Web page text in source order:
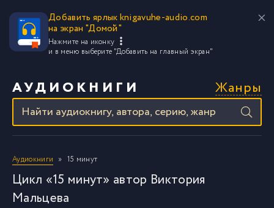
Добавить ярлык knigavuhe-audio.com
на экран "Домой"
Нажмите на иконку
и в меню выберите "Добавить на главный экран"
АУДИОКНИГИ Жанры
Аудиокниги 15 минут
Цикл «15 минут» автор Виктория
Мальцева